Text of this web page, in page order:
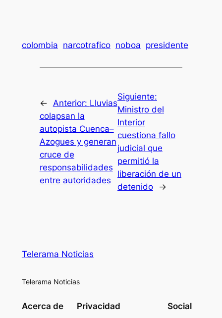
colombia narcotrafico noboa presidente
← Anterior: Lluvias
colapsan la
autopista Cuenca–
Azogues y generan
cruce de
responsabilidades
entre autoridades
Siguiente:
Ministro del
Interior
cuestiona fallo
judicial que
permitió la
liberación de un
detenido
→
Telerama Noticias
Telerama Noticias
Acerca de Privacidad Social